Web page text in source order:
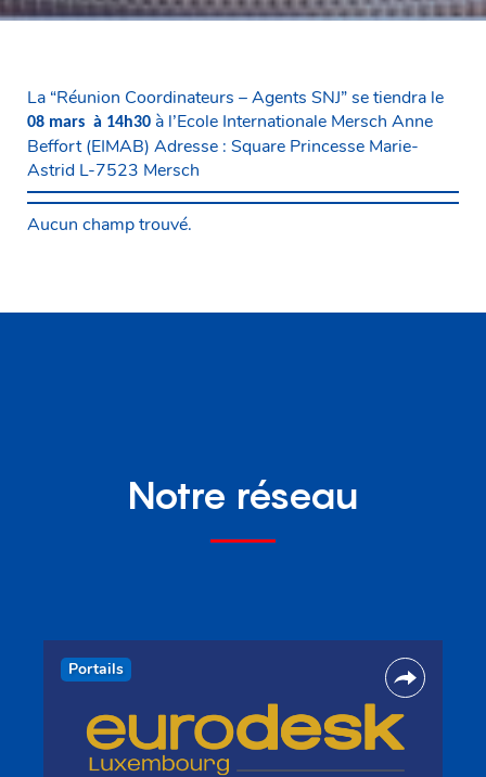
La “Réunion Coordinateurs – Agents SNJ” se tiendra le
08 mars à 14h30 à l’Ecole Internationale Mersch Anne
Beffort (EIMAB) Adresse : Square Princesse Marie-
Astrid L-7523 Mersch
Aucun champ trouvé.
Notre réseau
Portails